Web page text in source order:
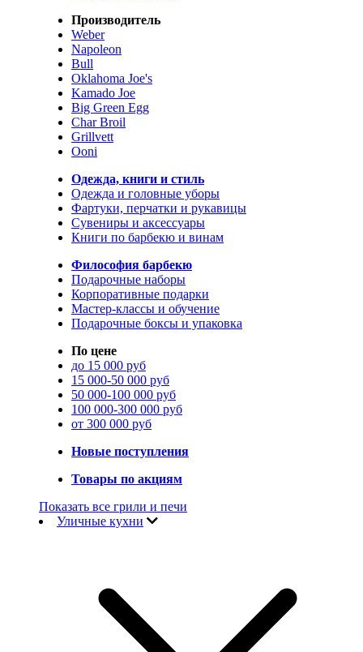
Производитель
Weber
Napoleon
Bull
Oklahoma Joe's
Kamado Joe
Big Green Egg
Char Broil
Grillvett
Ooni
Одежда, книги и стиль
Одежда и головные уборы
Фартуки, перчатки и рукавицы
Сувениры и аксессуары
Книги по барбекю и винам
Философия барбекю
Подарочные наборы
Корпоративные подарки
Мастер-классы и обучение
Подарочные боксы и упаковка
По цене
до 15 000 руб
15 000-50 000 руб
50 000-100 000 руб
100 000-300 000 руб
от 300 000 руб
Новые поступления
Товары по акциям
Показать все грили и печи
Уличные кухни